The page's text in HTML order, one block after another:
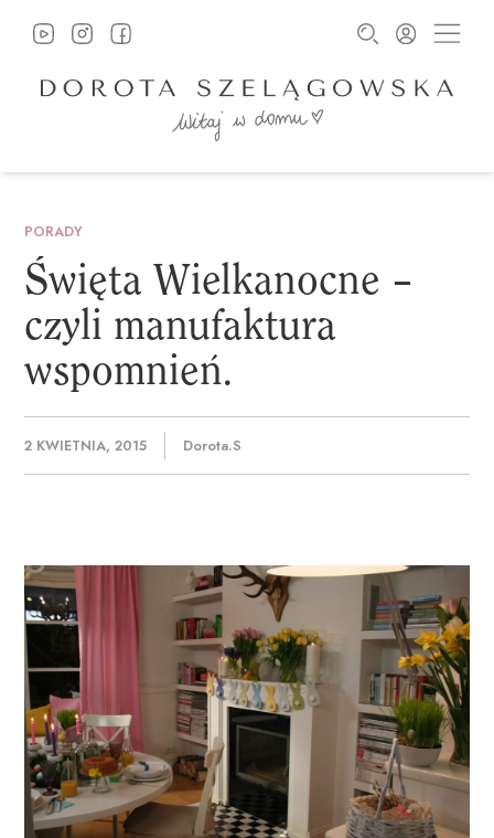
PORADY
Święta Wielkanocne –
czyli manufaktura
wspomnień.
2 KWIETNIA, 2015 Dorota.s